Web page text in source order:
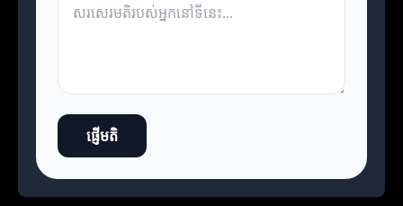
ផ្ញើមតិ